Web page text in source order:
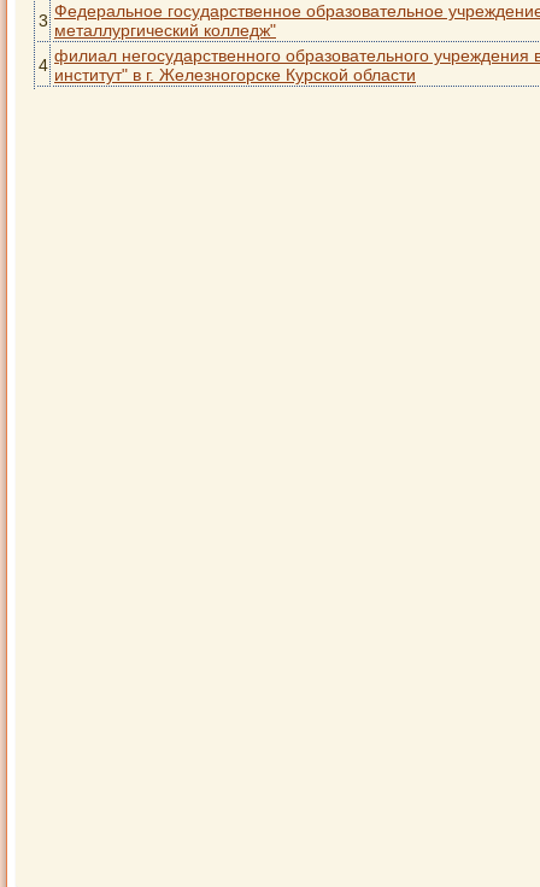
3 Федеральное государственное образовательное
металлургический колледж"
4 филиал негосударственного образовательного
институт" в г. Железногорске Курской области